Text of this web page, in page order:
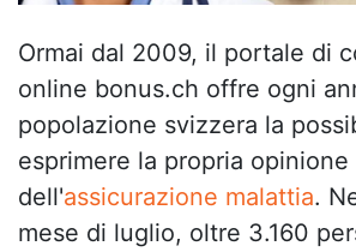
Ormai dal 2009, il portale di
online bonus.ch offre ogni
popolazione svizzera la
esprimere la propria opinione
dell'assicurazione malattia.
mese di luglio, oltre 3.160